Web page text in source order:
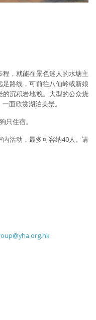
，就能在景色迷人的水塘主
路线，可前往八仙岭或新娘
沉积岩地貌。大型的公众烧
面欣赏湖泊美景。
只住宿。
活动，最多可容纳40人。请